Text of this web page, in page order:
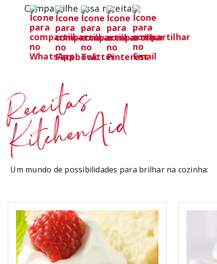
Compartilhe essa receita:
Receitas
KitchenAid
Um mundo de possibilidades para brilhar na cozinha: